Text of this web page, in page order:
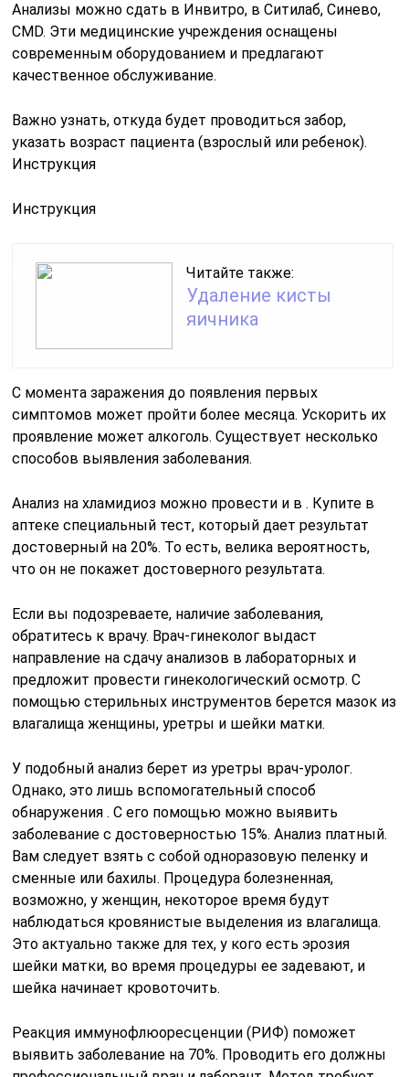
Анализы можно сдать в Инвитро, в Ситилаб, Синево,
CMD. Эти медицинские учреждения оснащены
современным оборудованием и предлагают
качественное обслуживание.
Важно узнать, откуда будет проводиться забор,
указать возраст пациента (взрослый или ребенок).
Инструкция
Инструкция
Читайте также:
Удаление кисты
яичника
С момента заражения до появления первых
симптомов может пройти более месяца. Ускорить их
проявление может алкоголь. Существует несколько
способов выявления заболевания.
Анализ на хламидиоз можно провести и в . Купите в
аптеке специальный тест, который дает результат
достоверный на 20%. То есть, велика вероятность,
что он не покажет достоверного результата.
Если вы подозреваете, наличие заболевания,
обратитесь к врачу. Врач-гинеколог выдаст
направление на сдачу анализов в лабораторных и
предложит провести гинекологический осмотр. С
помощью стерильных инструментов берется мазок из
влагалища женщины, уретры и шейки матки.
У подобный анализ берет из уретры врач-уролог.
Однако, это лишь вспомогательный способ
обнаружения . С его помощью можно выявить
заболевание с достоверностью 15%. Анализ платный.
Вам следует взять с собой одноразовую пеленку и
сменные или бахилы. Процедура болезненная,
возможно, у женщин, некоторое время будут
наблюдаться кровянистые выделения из влагалища.
Это актуально также для тех, у кого есть эрозия
шейки матки, во время процедуры ее задевают, и
шейка начинает кровоточить.
Реакция иммунофлюоресценции (РИФ) поможет
выявить заболевание на 70%. Проводить его должны